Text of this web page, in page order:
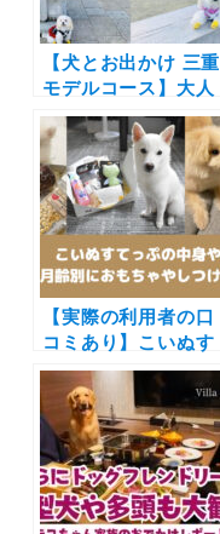
【犬とお出かけ 三重
モデルコース】大人
気の伊勢エリアを愛
犬と楽しもう！
VISON〜伊勢神宮〜
おかげ横丁〜鳥羽わ
んわんパラダイス
【実際の利用者の口
コミあり】こいぬす
てっぷの中身や評判
は？気になる内容を
月齢別について調べ
てみた！お得な定期
購入で毎月しつけと
発見を楽しもう♪